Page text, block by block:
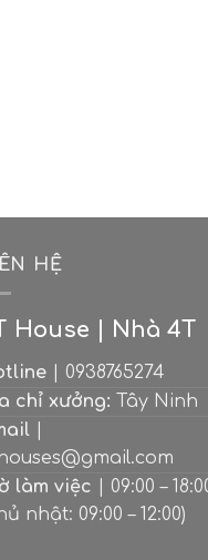
HỆ
House | Nhà 4T
| 0938765274
chỉ xưởng: Tây Ninh
làm việc | 09:00 –
nhật: 09:00 – 12:00)